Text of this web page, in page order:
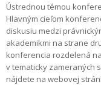
Ústrednou témou
Hlavným cieľom
diskusiu medzi
akademikmi na strane
konferencia rozdelená
v tematicky zameraných
nájdete na webovej